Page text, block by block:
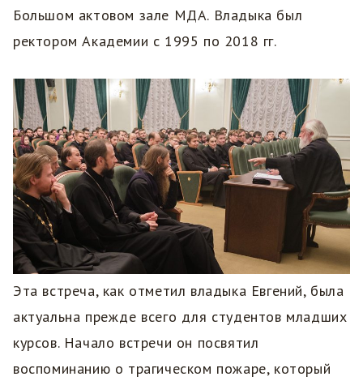
Большом актовом зале МДА. Владыка был
ректором Академии с 1995 по 2018 гг.
Эта встреча, как отметил владыка Евгений, была
актуальна прежде всего для студентов младших
курсов. Начало встречи он посвятил
воспоминанию о трагическом пожаре, который